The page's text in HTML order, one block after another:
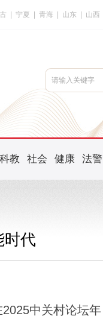
宁夏 青海 山东 山西
科教 社会 健康 法警
时代
中关村论坛年